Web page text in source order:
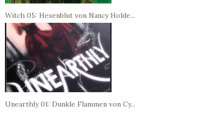
Witch 05: Hexenblut von Nancy Holde...
Unearthly 01: Dunkle Flammen von Cy...